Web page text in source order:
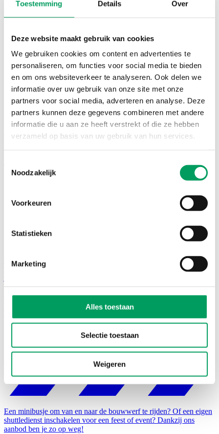
Toestemming Details Over
Deze website maakt gebruik van cookies
We gebruiken cookies om content en advertenties te
personaliseren, om functies voor social media te bieden
en om ons websiteverkeer te analyseren. Ook delen we
informatie over uw gebruik van onze site met onze
partners voor social media, adverteren en analyse. Deze
partners kunnen deze gegevens combineren met andere
informatie die u aan ze heeft verstrekt of die ze hebben
verzameld op basis van uw gebruik van hun services.
Noodzakelijk
Voorkeuren
Statistieken
Marketing
Alles toestaan
Selectie toestaan
Weigeren
Wij zorgen voor de juiste huurauto.
Wacht je als werknemer op je nieuwe bedrijfswagen en heb je
tijdelijk een wagen nodig om je wachttijd te overbruggen? Dan ben
Meer info
Een minibusje om van en naar de bouwwerf te rijden? Of een eigen
shuttledienst inschakelen voor een feest of event? Dankzij ons
aanbod ben je zo op weg!